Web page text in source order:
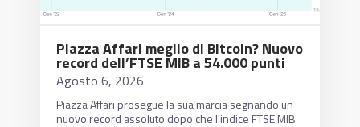
Piazza Affari meglio di Bitcoin? Nuovo
record dell’FTSE MIB a 54.000 punti
Agosto 6, 2026
Piazza Affari prosegue la sua marcia segnando un
nuovo record assoluto dopo che l'indice FTSE MIB